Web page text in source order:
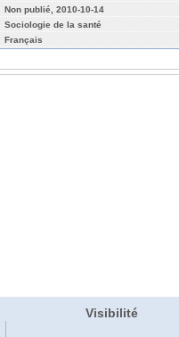
Non publié, 2010-10-14
Sociologie de la santé
Français
Visibilité